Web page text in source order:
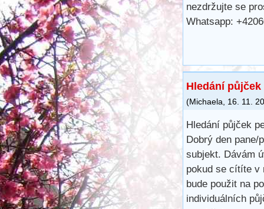
nezdržujte se
Whatsapp:
Hledání
(Michaela 16. 11.
Hledání půjček
Dobrý den
subjekt. Dávám
pokud se cítíte v
bude použit na
individuálních